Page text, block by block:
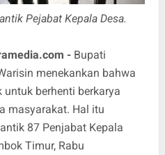
Pejabat Kepala Desa.
-Bupati
menekankan bahwa
berhenti berkarya
masyarakat. Hal itu
87 Penjabat Kepala
Timur, Rabu